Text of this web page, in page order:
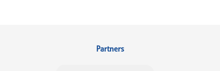
Partners